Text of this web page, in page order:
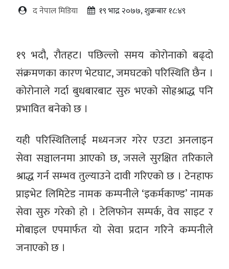
द नेपाल मिडिया १९ भाद्र २०७७, शुक्रबार १८:४९
१९ भदौ, रौतहट। पछिल्लो समय कोरोनाको बढ्दो
संक्रमणका कारण भेटघाट, जमघटको परिस्थिति छैन ।
कोरोनाले गर्दा बुधबारबाट सुरु भएको सोह्रश्राद्ध पनि
प्रभावित बनेको छ ।
यही परिस्थितिलाई मध्यनजर गरेर एउटा अनलाइन
सेवा सञ्चालनमा आएको छ, जसले सुरक्षित तरिकाले
श्राद्ध गर्न सम्भव तुल्याउने दावी गरिएको छ । टेनहाफ
प्राइभेट लिमिटेड नामक कम्पनीले ‘इकर्मकाण्ड’ नामक
सेवा सुरु गरेको हो । टेलिफोन सम्पर्क, वेव साइट र
मोबाइल एपमार्फत यो सेवा प्रदान गरिने कम्पनीले
जनाएको छ ।